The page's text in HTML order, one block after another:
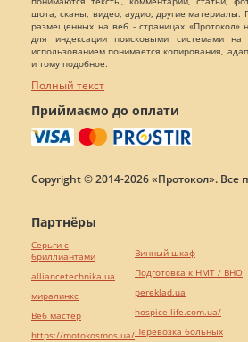
шота, сканы, видео, аудио, другие материалы.
размещенных на веб - страницах «Протокол»
для индексации поисковыми системами
использованием понимается копирования,
и тому подобное.
Полный текст
Приймаємо до оплати
Copyright © 2014-2026 «Протокол».
Партнёры
Серьги с
бриллиантами
alliancetechnika.ua
миралинкс
Веб мастер
https://motokosmos.ua/
Винный шкаф
Подготовка к НМТ / ВНО
pereklad.ua
hospice-life.com.ua/
Перевозка больных